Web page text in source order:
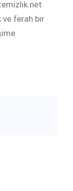
ve ferah bir